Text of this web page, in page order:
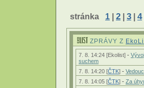
stránka 1 | 2 | 3 | 4
ZPRÁVY Z
7. 8. 14:24 [Ekolist] -
suchem
7. 8. 14:20 [ČTK] -
7. 8. 14:05 [ČTK] - Za